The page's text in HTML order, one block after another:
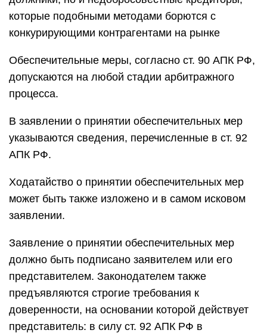
которые подобными методами борются с
конкурирующими контрагентами на рынке
Обеспечительные меры, согласно ст. 90 АПК РФ,
допускаются на любой стадии арбитражного
процесса.
В заявлении о принятии обеспечительных мер
указываются сведения, перечисленные в ст. 92
АПК РФ.
Ходатайство о принятии обеспечительных мер
может быть также изложено и в самом исковом
заявлении.
Заявление о принятии обеспечительных мер
должно быть подписано заявителем или его
представителем. Законодателем также
предъявляются строгие требования к
доверенности, на основании которой действует
представитель: в силу ст. 92 АПК РФ в